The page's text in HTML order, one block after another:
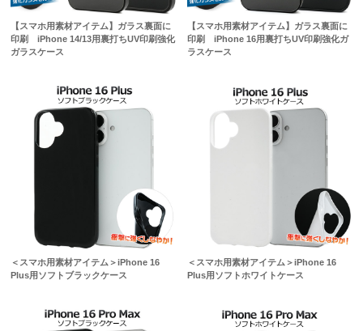
【スマホ用素材アイテム】ガラス裏面に
印刷 iPhone 14/13用裏打ちUV印刷強化
ガラスケース
【スマホ用素材アイテム】ガラス裏面に
印刷 iPhone 16用裏打ちUV印刷強化ガ
ラスケース
＜スマホ用素材アイテム＞iPhone 16
Plus用ソフトブラックケース
＜スマホ用素材アイテム＞iPhone 16
Plus用ソフトホワイトケース